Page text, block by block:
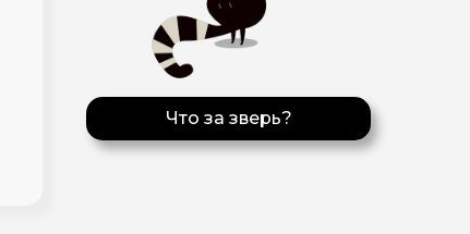
Что за зверь?